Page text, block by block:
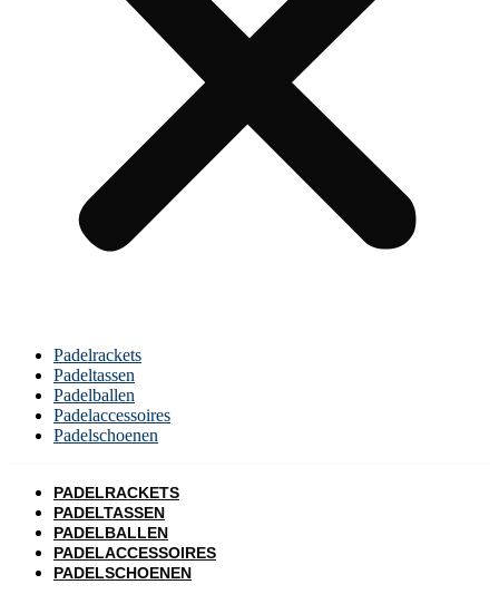
Padelrackets
Padeltassen
Padelballen
Padelaccessoires
Padelschoenen
PADELRACKETS
PADELTASSEN
PADELBALLEN
PADELACCESSOIRES
PADELSCHOENEN